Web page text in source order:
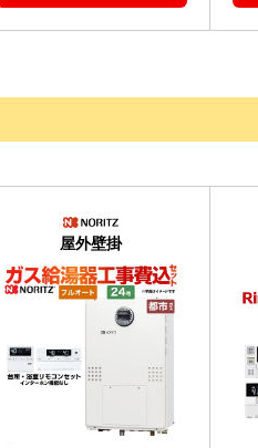
屋外壁掛